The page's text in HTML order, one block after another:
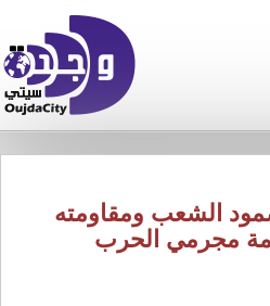
الشعب ومقاومته
مجرمي الحرب